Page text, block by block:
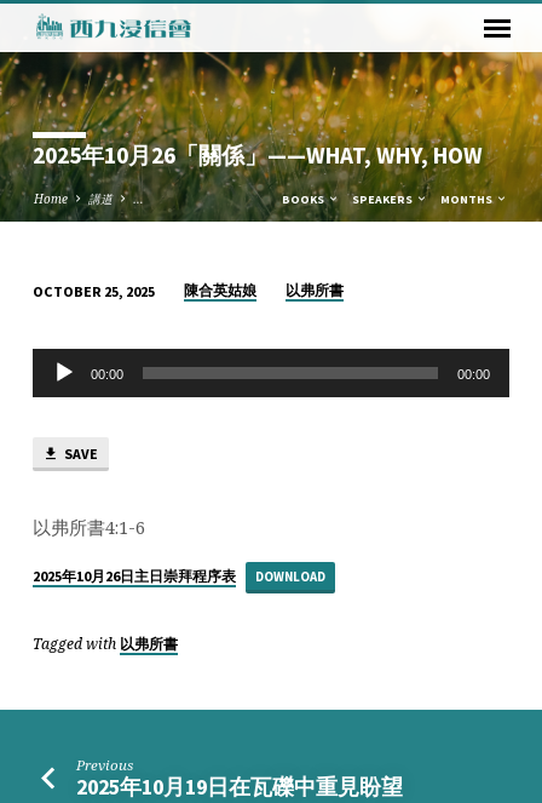
2025年10月26「關係」——WHAT, WHY, HOW
Home 講道 … BOOKS SPEAKERS MONTHS
年
10
月
係」
WHAT,
HOW
OCTOBER 25, 2025 陳合英姑娘 以弗所書
Audio
Player
00:00 00:00
SAVE
以弗所書4:1-6
2025年10月26日主日崇拜程序表 DOWNLOAD
Tagged with 以弗所書
Previous
2025年10月19日在瓦礫中重見盼望